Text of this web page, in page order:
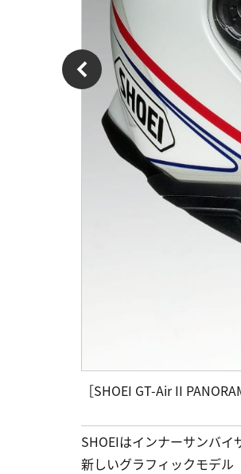
［SHOEI GT-Air II
SHOEIはインナーサンバ
新しいグラフィックモデル